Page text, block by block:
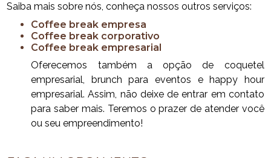
Saiba mais sobre nós, conheça nossos outros serviços:
coffee break empresa
coffee break corporativo
coffee break empresarial
Oferecemos também a opção de coquetel
empresarial, brunch para eventos e happy hour
empresarial. Assim, não deixe de entrar em contato
para saber mais. Teremos o prazer de atender você
ou seu empreendimento!